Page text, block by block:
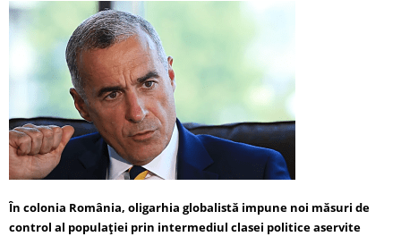
În colonia România, oligarhia globalistă impune noi măsuri de
control al populației prin intermediul clasei politice aservite